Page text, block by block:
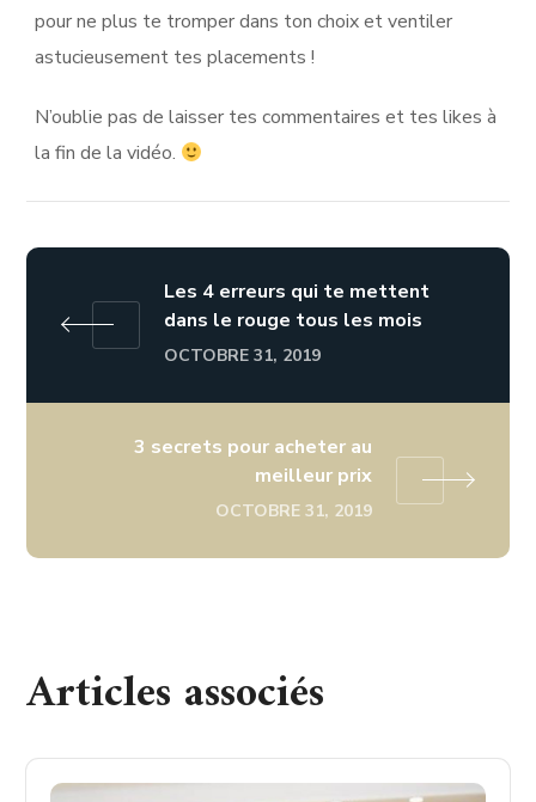
pour ne plus te tromper dans ton choix et ventiler
astucieusement tes placements !
N’oublie pas de laisser tes commentaires et tes likes à
la fin de la vidéo.
Les 4 erreurs qui te mettent
dans le rouge tous les mois
OCTOBRE 31, 2019
3 secrets pour acheter au
meilleur prix
OCTOBRE 31, 2019
Articles associés